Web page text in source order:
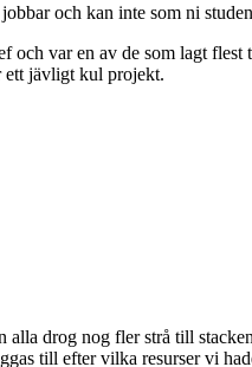
och kan inte som ni
var en av de som lagt
ett jävligt kul projekt.
alla drog nog fler strå till
till efter vilka resurser vi